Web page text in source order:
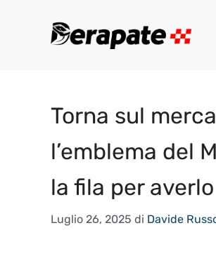
Torna sul
l’emblema del
la fila per averlo
Luglio 26, 2025 di Davide